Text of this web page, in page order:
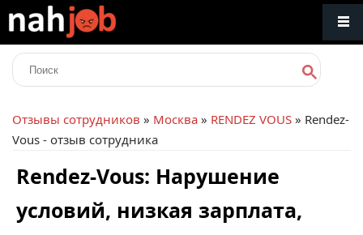
Отзывы сотрудников » Москва » RENDEZ VOUS » Rendez-
Vous - отзыв сотрудника
Rendez-Vous: Нарушение
условий, низкая зарплата,